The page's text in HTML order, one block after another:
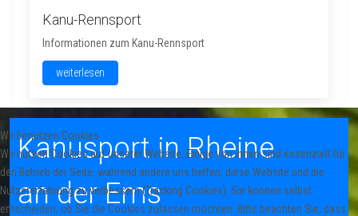
Kanu-Rennsport
Informationen zum Kanu-Rennsport
weiterlesen
Kanusport in Rheine
an der Ems
Wir benutzen Cookies
Wir nutzen Cookies auf unserer Website. Einige von ihnen sind essenziell für
den Betrieb der Seite, während andere uns helfen, diese Website und die
Nutzererfahrung zu verbessern (Tracking Cookies). Sie können selbst
entscheiden, ob Sie die Cookies zulassen möchten. Bitte beachten Sie, dass